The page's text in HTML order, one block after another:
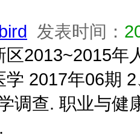
发表时间：
区2013~2015年
2017年06期
调查. 职业与健